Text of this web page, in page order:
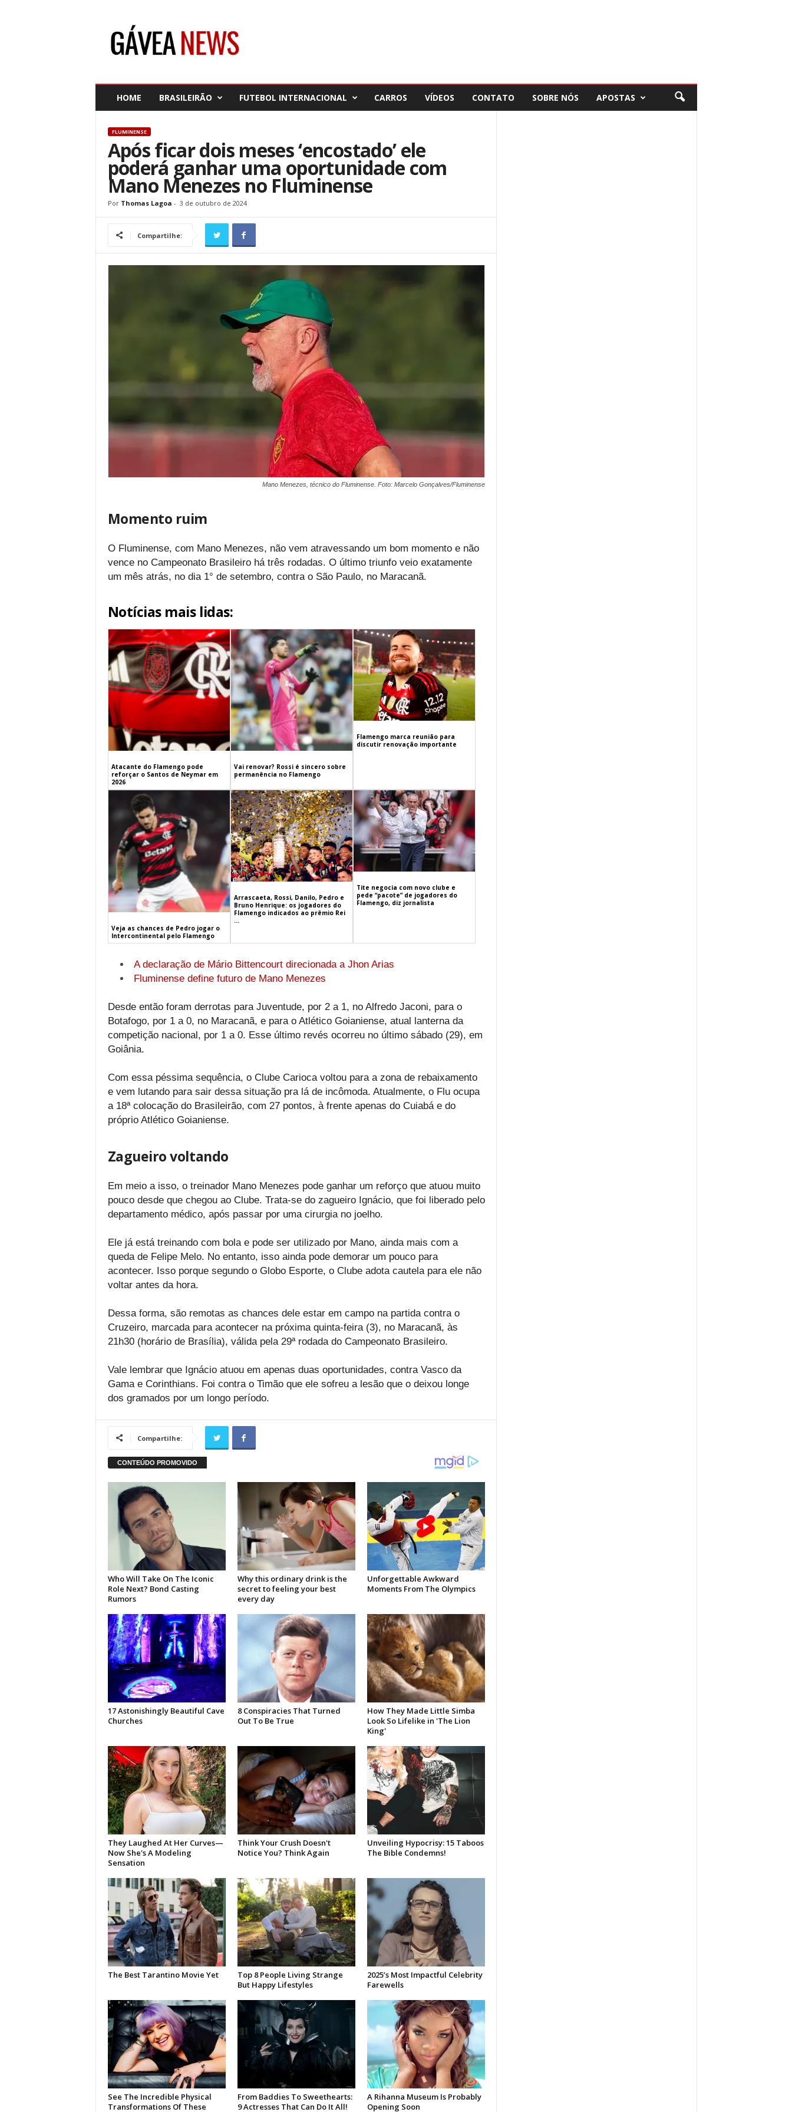
HOME BRASILEIRÃO FUTEBOL INTERNACIONAL CARROS VÍDEOS CONTATO SOBRE NÓS APOSTAS
FLUMINENSE
Após ficar dois meses ‘encostado’ ele
poderá ganhar uma oportunidade com
Mano Menezes no Fluminense
Por Thomas Lagoa - 3 de outubro de 2024
Compartilhe:
Mano Menezes, técnico do Fluminense. Foto: Marcelo Gonçalves/Fluminense
Momento ruim
O Fluminense, com Mano Menezes, não vem atravessando um bom momento e não
vence no Campeonato Brasileiro há três rodadas. O último triunfo veio exatamente
um mês atrás, no dia 1° de setembro, contra o São Paulo, no Maracanã.
Notícias mais lidas:
Atacante do Flamengo pode
reforçar o Santos de Neymar em
2026
Vai renovar? Rossi é sincero sobre
permanência no Flamengo
Flamengo marca reunião para
discutir renovação importante
Veja as chances de Pedro jogar o
Intercontinental pelo Flamengo
Arrascaeta, Rossi, Danilo, Pedro e
Bruno Henrique: os jogadores do
Flamengo indicados ao prêmio Rei
...
Tite negocia com novo clube e
pede “pacote” de jogadores do
Flamengo, diz jornalista
A declaração de Mário Bittencourt direcionada a Jhon Arias
Fluminense define futuro de Mano Menezes
Desde então foram derrotas para Juventude, por 2 a 1, no Alfredo Jaconi, para o
Botafogo, por 1 a 0, no Maracanã, e para o Atlético Goianiense, atual lanterna da
competição nacional, por 1 a 0. Esse último revés ocorreu no último sábado (29), em
Goiânia.
Com essa péssima sequência, o Clube Carioca voltou para a zona de rebaixamento
e vem lutando para sair dessa situação pra lá de incômoda. Atualmente, o Flu ocupa
a 18ª colocação do Brasileirão, com 27 pontos, à frente apenas do Cuiabá e do
próprio Atlético Goianiense.
Zagueiro voltando
Em meio a isso, o treinador Mano Menezes pode ganhar um reforço que atuou muito
pouco desde que chegou ao Clube. Trata-se do zagueiro Ignácio, que foi liberado pelo
departamento médico, após passar por uma cirurgia no joelho.
Ele já está treinando com bola e pode ser utilizado por Mano, ainda mais com a
queda de Felipe Melo. No entanto, isso ainda pode demorar um pouco para
acontecer. Isso porque segundo o Globo Esporte, o Clube adota cautela para ele não
voltar antes da hora.
Dessa forma, são remotas as chances dele estar em campo na partida contra o
Cruzeiro, marcada para acontecer na próxima quinta-feira (3), no Maracanã, às
21h30 (horário de Brasília), válida pela 29ª rodada do Campeonato Brasileiro.
Vale lembrar que Ignácio atuou em apenas duas oportunidades, contra Vasco da
Gama e Corinthians. Foi contra o Timão que ele sofreu a lesão que o deixou longe
dos gramados por um longo período.
Compartilhe: